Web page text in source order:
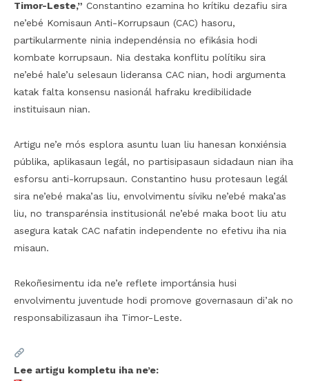
Timor-Leste,” Constantino ezamina ho krítiku dezafiu sira
ne’ebé Komisaun Anti-Korrupsaun (CAC) hasoru,
partikularmente ninia independénsia no efikásia hodi
kombate korrupsaun. Nia destaka konflitu polítiku sira
ne’ebé hale’u selesaun lideransa CAC nian, hodi argumenta
katak falta konsensu nasionál hafraku kredibilidade
instituisaun nian.
Artigu ne’e mós esplora asuntu luan liu hanesan konxiénsia
públika, aplikasaun legál, no partisipasaun sidadaun nian iha
esforsu anti-korrupsaun. Constantino husu protesaun legál
sira ne’ebé maka’as liu, envolvimentu síviku ne’ebé maka’as
liu, no transparénsia institusionál ne’ebé maka boot liu atu
asegura katak CAC nafatin independente no efetivu iha nia
misaun.
Rekoñesimentu ida ne’e reflete importánsia husi
envolvimentu juventude hodi promove governasaun di’ak no
responsabilizasaun iha Timor-Leste.
Lee artigu kompletu iha ne’e: